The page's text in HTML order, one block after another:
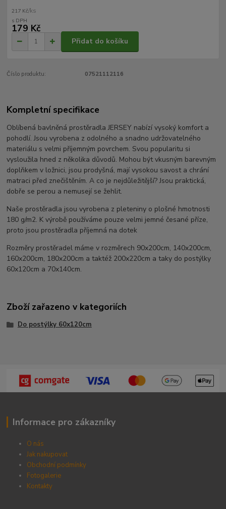
217 Kč/ks
179 Kč
Přidat do košíku
Číslo produktu: 07521112116
Kompletní specifikace
Oblíbená bavlněná prostěradla JERSEY nabízí vysoký komfort a
pohodlí. Jsou vyrobena z odolného a snadno udržovatelného
materiálu s velmi příjemným povrchem. Svou popularitu si
vysloužila hned z několika důvodů. Mohou být vkusným barevným
doplňkem v ložnici, jsou prodyšná, mají vysokou savost a chrání
matraci před znečištěním. A co je nejdůležitější? Jsou praktická,
dobře se perou a nemusejí se žehlit.
Naše prostěradla jsou vyrobena z pleteniny o plošné hmotnosti
180 g/m2. K výrobě používáme pouze velmi jemné česané příze,
proto jsou prostěradla příjemná na dotek
Rozměry prostěradel máme v rozměrech 90x200cm, 140x200cm,
160x200cm, 180x200cm a taktéž 200x220cm a taky do postýlky
60x120cm a 70x140cm.
Zboží zařazeno v kategoriích
Do postýlky 60x120cm
Informace pro zákazníky
O nás
Jak nakupovat
Obchodní podmínky
Fotogalerie
Kontakty